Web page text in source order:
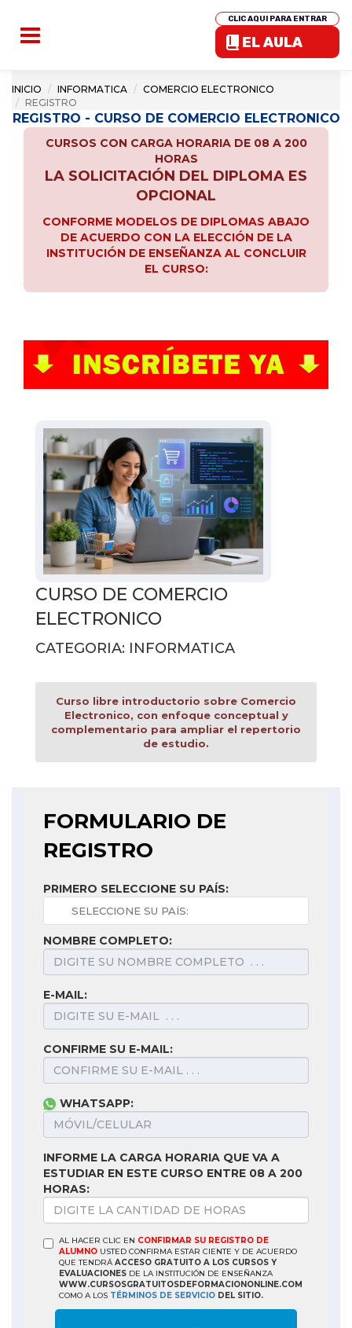
CLIC AQUI PARA ENTRAR
EL AULA
INICIO INFORMATICA
COMERCIO ELECTRONICO
REGISTRO
REGISTRO - CURSO DE COMERCIO ELECTRONICO
CURSOS CON CARGA HORARIA DE 08 A 200
HORAS
LA SOLICITACIÓN DEL DIPLOMA ES
OPCIONAL
CONFORME MODELOS DE DIPLOMAS ABAJO
DE ACUERDO CON LA ELECCIÓN DE LA
INSTITUCIÓN DE ENSEÑANZA AL CONCLUIR
EL CURSO:
CURSO DE COMERCIO
ELECTRONICO
CATEGORIA: INFORMATICA
Curso libre introductorio sobre Comercio
Electronico, con enfoque conceptual y
complementario para ampliar el repertorio
de estudio.
FORMULARIO DE
REGISTRO
PRIMERO SELECCIONE SU PAÍS:
NOMBRE COMPLETO:
E-MAIL:
CONFIRME SU E-MAIL:
WHATSAPP:
INFORME LA CARGA HORARIA QUE VA A
ESTUDIAR EN ESTE CURSO ENTRE 08 A 200
HORAS:
AL HACER CLIC EN CONFIRMAR SU REGISTRO DE
ALUMNO USTED CONFIRMA ESTAR CIENTE Y DE ACUERDO
QUE TENDRÁ ACCESO GRATUITO A LOS CURSOS Y
EVALUACIONES DE LA INSTITUCIÓN DE ENSEÑANZA
WWW.CURSOSGRATUITOSDEFORMACIONONLINE.COM
COMO A LOS TÉRMINOS DE SERVICIO DEL SITIO.